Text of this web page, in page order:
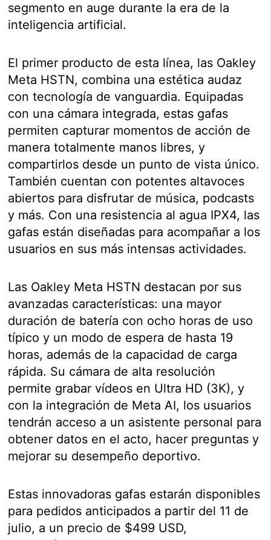
segmento en auge durante la era de la
inteligencia artificial.
El primer producto de esta línea, las Oakley
Meta HSTN, combina una estética audaz
con tecnología de vanguardia. Equipadas
con una cámara integrada, estas gafas
permiten capturar momentos de acción de
manera totalmente manos libres, y
compartirlos desde un punto de vista único.
También cuentan con potentes altavoces
abiertos para disfrutar de música, podcasts
y más. Con una resistencia al agua IPX4, las
gafas están diseñadas para acompañar a los
usuarios en sus más intensas actividades.
Las Oakley Meta HSTN destacan por sus
avanzadas características: una mayor
duración de batería con ocho horas de uso
típico y un modo de espera de hasta 19
horas, además de la capacidad de carga
rápida. Su cámara de alta resolución
permite grabar vídeos en Ultra HD (3K), y
con la integración de Meta AI, los usuarios
tendrán acceso a un asistente personal para
obtener datos en el acto, hacer preguntas y
mejorar su desempeño deportivo.
Estas innovadoras gafas estarán disponibles
para pedidos anticipados a partir del 11 de
julio, a un precio de $499 USD,